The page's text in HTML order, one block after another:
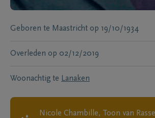
Geboren te Maastricht op 19/10/1934
Overleden op 02/12/2019
Woonachtig te Lanaken
Nicole Chambille, Toon van Rassel